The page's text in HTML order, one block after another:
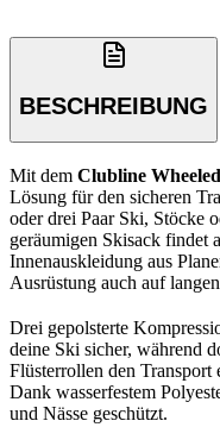
BESCHREIBUNG
Mit dem Clubline
Lösung für den sicheren
oder drei Paar Ski, Stöcke
geräumigen Skisack findet
Innenauskleidung aus
Ausrüstung auch auf
Drei gepolsterte
deine Ski sicher, während
Flüsterrollen den
Dank wasserfestem
und Nässe geschützt.